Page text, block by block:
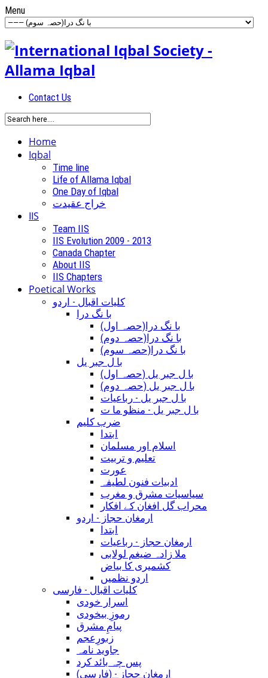
Menu
Contact Us
Home
Iqbal
Time line
Life of Allama Iqbal
One Day of Iqbal
خراج عقیدت
IIS
Team IIS
IIS Evolution 2009 - 2013
Canada Chapter
About IIS
IIS Chapters
Poetical Works
کلیات اقبال - اردو
با نگ درا
(با نگ درا(حصہ اول
(با نگ درا(حصہ دوم
(با نگ درا(حصہ سوم
با ل جبر یل
(با ل جبر یل (حصہ اول
(با ل جبر یل (حصہ دوم
با ل جبر یل - رباعيات
با ل جبر یل - منظو ما ت
ضرب کلیم
ابتدا
اسلام اور مسلمان
تعلیم و تربیت
عورت
ادبیات فنون لطیفہ
سیاسیات مشرق و مغرب
محراب گل افغان کے افکار
ارمغان حجاز - اردو
ابتدا
ارمغان حجاز - رباعیات
ملا زادہ ضیغم لولابی
کشمیری کا بیاض
اردو نظمیں
کلیات اقبال - فارسی
اسرار خودی
رموزِ بیخودی
پیامِ مشرق
زبورِعجم
جاوید نامہ
پس چہ بائد کرد
(ارمغان حجاز - (فارسی